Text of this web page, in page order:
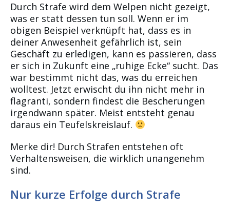
Durch Strafe wird dem Welpen nicht gezeigt,
was er statt dessen tun soll. Wenn er im
obigen Beispiel verknüpft hat, dass es in
deiner Anwesenheit gefährlich ist, sein
Geschäft zu erledigen, kann es passieren, dass
er sich in Zukunft eine „ruhige Ecke“ sucht. Das
war bestimmt nicht das, was du erreichen
wolltest. Jetzt erwischt du ihn nicht mehr in
flagranti, sondern findest die Bescherungen
irgendwann später. Meist entsteht genau
daraus ein Teufelskreislauf.
Merke dir! Durch Strafen entstehen oft
Verhaltensweisen, die wirklich unangenehm
sind.
Nur kurze Erfolge durch Strafe